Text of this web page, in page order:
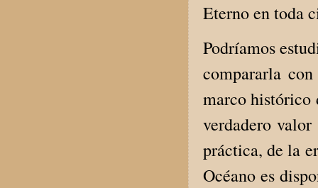
Eterno en toda
Podríamos
compararla
marco histórico
verdadero
práctica, de la
Océano es